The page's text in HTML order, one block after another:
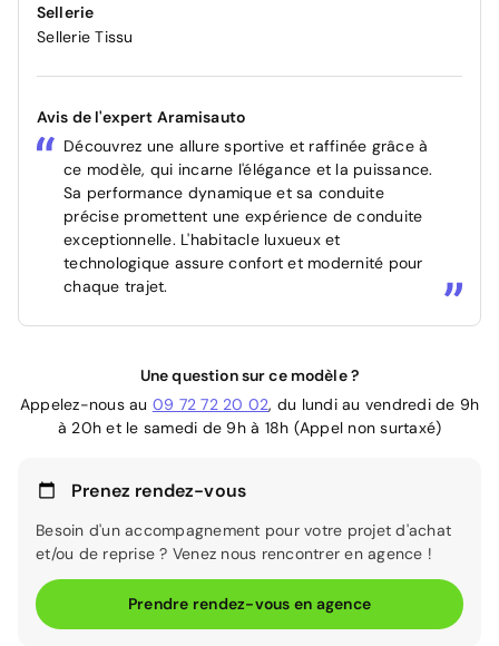
Sellerie
Sellerie Tissu
Avis de l'expert Aramisauto
Découvrez une allure sportive et raffinée grâce à
ce modèle, qui incarne l'élégance et la puissance.
Sa performance dynamique et sa conduite
précise promettent une expérience de conduite
exceptionnelle. L'habitacle luxueux et
technologique assure confort et modernité pour
chaque trajet.
Une question sur ce modèle ?
Appelez-nous au 09 72 72 20 02, du lundi au vendredi de 9h
à 20h et le samedi de 9h à 18h (Appel non surtaxé)
Prenez rendez-vous
Besoin d'un accompagnement pour votre projet d'achat
et/ou de reprise ? Venez nous rencontrer en agence !
Prendre rendez-vous en agence